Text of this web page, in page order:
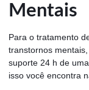
Mentais
Para o tratamento
transtornos
suporte 24 h de
isso você encontra